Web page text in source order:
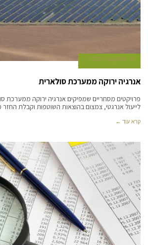
13 באוקטובר 2021
אנרגיה ירוקה ממערכת סולארית
פרויקטים מסחריים שמפיקים אנרגיה ירוקה ממערכת
לייעול אנרגטי, צמצום בהוצאות השוטפות וקבלת
קרא עוד ←